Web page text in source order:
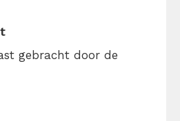
gebracht door de